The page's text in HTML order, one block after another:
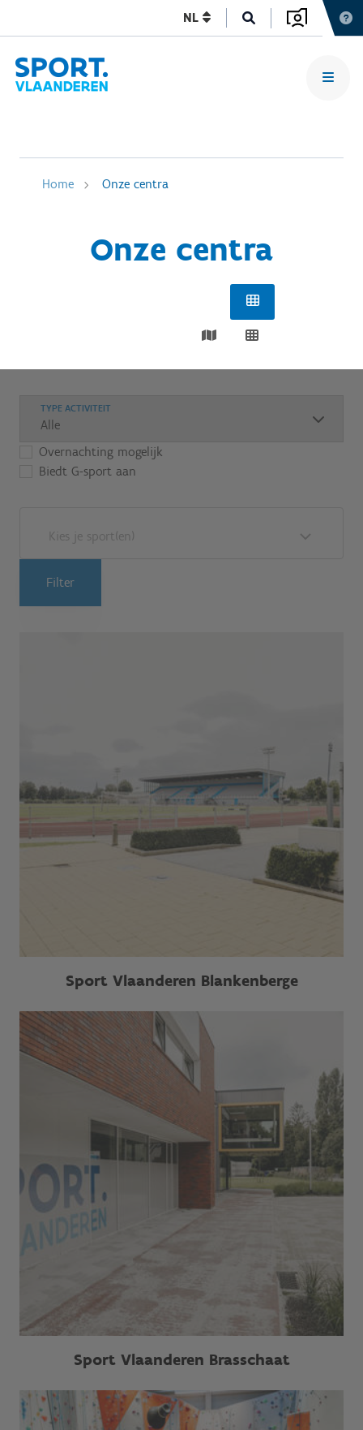
NL
Home Onze centra
Onze centra
TYPE ACTIVITEIT
Overnachting mogelijk
Biedt G-sport aan
Kies je sport(en)
Filter
Sport Vlaanderen Blankenberge
Sport Vlaanderen Brasschaat